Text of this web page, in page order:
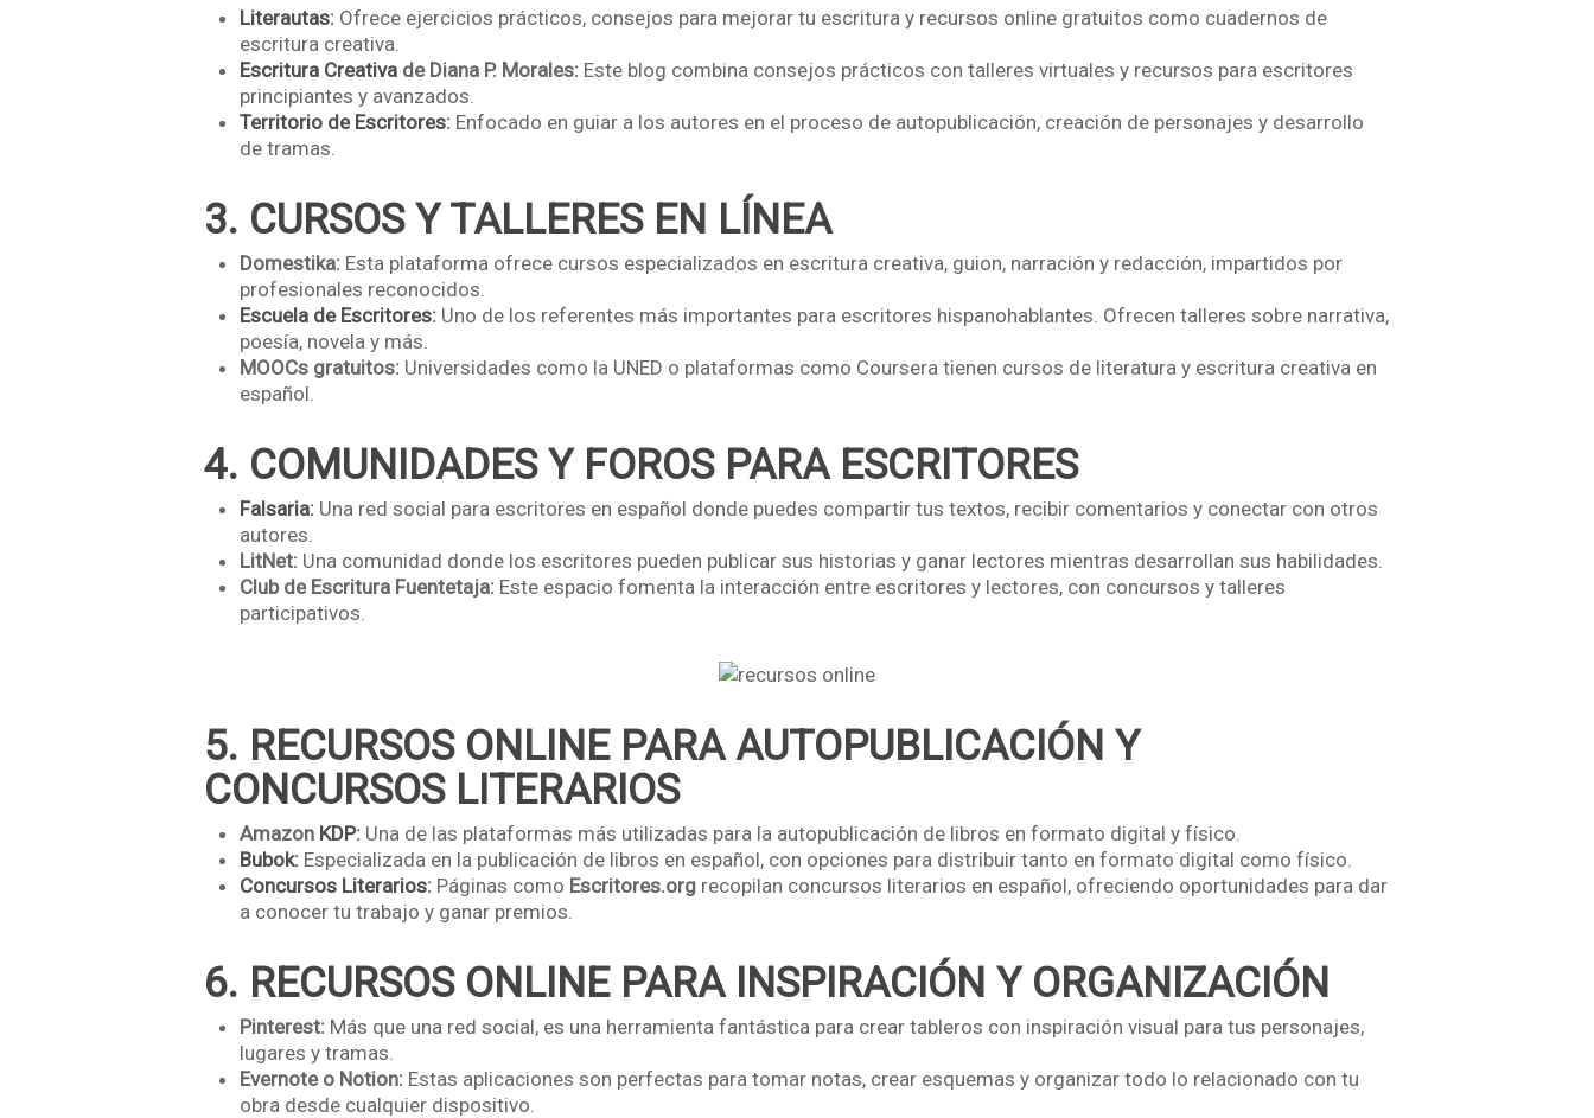
Literautas: Ofrece ejercicios prácticos, consejos para mejorar tu escritura y recursos online gratuitos como cuadernos de
escritura creativa.
Escritura Creativa de Diana P. Morales: Este blog combina consejos prácticos con talleres virtuales y recursos para escritores
principiantes y avanzados.
Territorio de Escritores: Enfocado en guiar a los autores en el proceso de autopublicación, creación de personajes y desarrollo
de tramas.
3. CURSOS Y TALLERES EN LÍNEA
Domestika: Esta plataforma ofrece cursos especializados en escritura creativa, guion, narración y redacción, impartidos por
profesionales reconocidos.
Escuela de Escritores: Uno de los referentes más importantes para escritores hispanohablantes. Ofrecen talleres sobre narrativa,
poesía, novela y más.
MOOCs gratuitos: Universidades como la UNED o plataformas como Coursera tienen cursos de literatura y escritura creativa en
español.
4. COMUNIDADES Y FOROS PARA ESCRITORES
Falsaria: Una red social para escritores en español donde puedes compartir tus textos, recibir comentarios y conectar con otros
autores.
LitNet: Una comunidad donde los escritores pueden publicar sus historias y ganar lectores mientras desarrollan sus habilidades.
Club de Escritura Fuentetaja: Este espacio fomenta la interacción entre escritores y lectores, con concursos y talleres
participativos.
5. RECURSOS ONLINE PARA AUTOPUBLICACIÓN Y
CONCURSOS LITERARIOS
Amazon KDP: Una de las plataformas más utilizadas para la autopublicación de libros en formato digital y físico.
Bubok: Especializada en la publicación de libros en español, con opciones para distribuir tanto en formato digital como físico.
Concursos Literarios: Páginas como Escritores.org recopilan concursos literarios en español, ofreciendo oportunidades para dar
a conocer tu trabajo y ganar premios.
6. RECURSOS ONLINE PARA INSPIRACIÓN Y ORGANIZACIÓN
Pinterest: Más que una red social, es una herramienta fantástica para crear tableros con inspiración visual para tus personajes,
lugares y tramas.
Evernote o Notion: Estas aplicaciones son perfectas para tomar notas, crear esquemas y organizar todo lo relacionado con tu
obra desde cualquier dispositivo.